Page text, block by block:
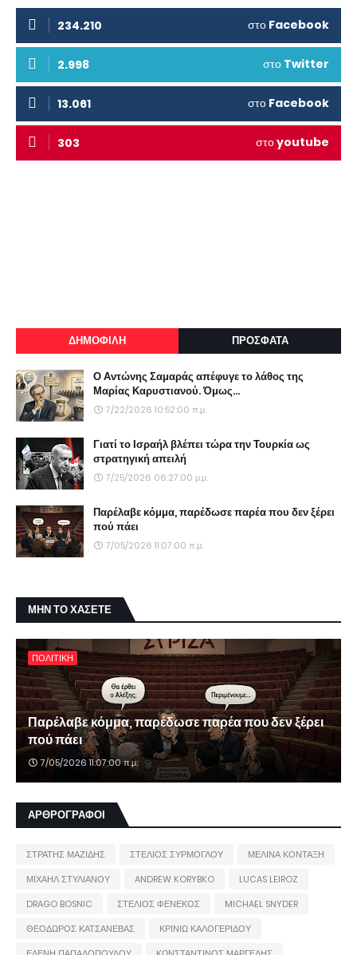
234.210 στο Facebook
2.998 στο Twitter
13.061 στο Facebook
303 στοyoutube
ΔΗΜΟΦΙΛΗ ΠΡΟΣΦΑΤΑ
Ο Αντώνης Σαμαράς απέφυγε το λάθος της
Μαρίας Καρυστιανού. Όμως...
7/22/2026 10:52:00 π.μ.
Γιατί το Ισραήλ βλέπει τώρα την Τουρκία ως
στρατηγική απειλή
7/25/2026 06:27:00 μ.μ.
Παρέλαβε κόμμα, παρέδωσε παρέα που δεν ξέρει
πού πάει
7/05/2026 11:07:00 π.μ.
ΜΗΝ ΤΟ ΧΑΣΕΤΕ
ΠΟΛΙΤΙΚΗ
Παρέλαβε κόμμα, παρέδωσε παρέα που δεν ξέρει
πού πάει
7/05/2026 11:07:00 π.μ.
ΑΡΘΡΟΓΡΑΦΟΙ
ΣΤΡΑΤΗΣ ΜΑΖΙΔΗΣ ΣΤΕΛΙΟΣ ΣΥΡΜΟΓΛΟΥ
ΜΕΛΙΝΑ ΚΟΝΤΑΞΗ
ΜΙΧΑΗΛ ΣΤΥΛΙΑΝΟΥ
ANDREW KORYBKO
LUCAS LEIROZ
DRAGO BOSNIC
ΣΤΕΛΙΟΣ ΦΕΝΕΚΟΣ
MICHAEL SNYDER
ΘΕΟΔΩΡΟΣ ΚΑΤΣΑΝΕΒΑΣ
ΚΡΙΝΙΩ ΚΑΛΟΓΕΡΙΔΟΥ